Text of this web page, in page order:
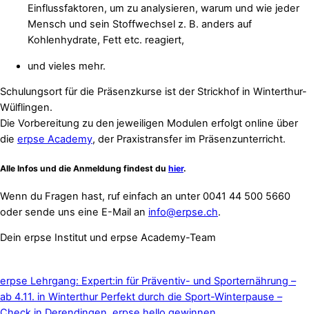
Einflussfaktoren, um zu analysieren, warum und wie jeder
Mensch und sein Stoffwechsel z. B. anders auf
Kohlenhydrate, Fett etc. reagiert,
und vieles mehr.
Schulungsort für die Präsenzkurse ist der Strickhof in Winterthur-
Wülflingen.
Die Vorbereitung zu den jeweiligen Modulen erfolgt online über
die erpse Academy, der Praxistransfer im Präsenzunterricht.
Alle Infos und die Anmeldung findest du hier.
Wenn du Fragen hast, ruf einfach an unter 0041 44 500 5660
oder sende uns eine E-Mail an info@erpse.ch.
Dein erpse Institut und erpse Academy-Team
erpse Lehrgang: Expert:in für Präventiv- und Sporternährung –
ab 4.11. in Winterthur Perfekt durch die Sport-Winterpause –